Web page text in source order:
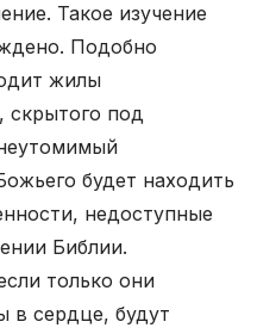
Такое изучение
Подобно
жилы
скрытого под
будет находить
недоступные
Библии.
только они
в сердце, будут